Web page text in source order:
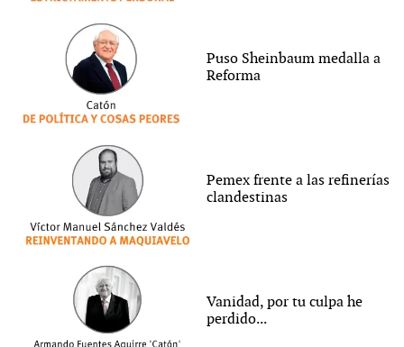
Puso Sheinbaum medalla a
Reforma
Pemex frente a las refinerías
clandestinas
Vanidad, por tu culpa he
perdido...